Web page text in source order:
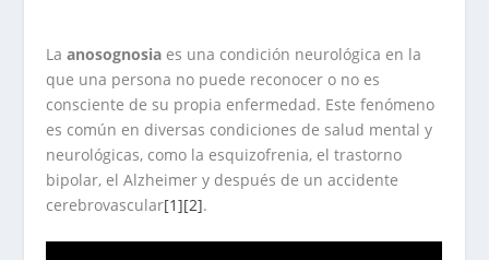
Laanosognosia es una condición neurológica en la
que una persona no puede reconocer o no es
consciente de su propia enfermedad. Este fenómeno
es común en diversas condiciones de salud mental y
neurológicas, como la esquizofrenia, el trastorno
bipolar, el Alzheimer y después de un accidente
cerebrovascular[1][2].